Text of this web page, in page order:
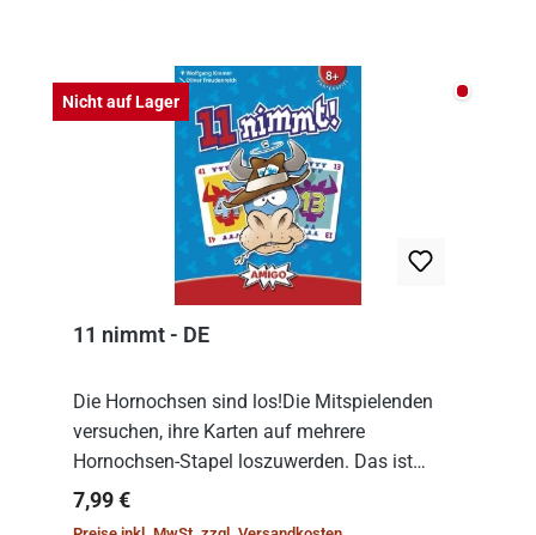
Nicht auf Lager Nicht
11 nimmt - DE
Die Hornochsen sind los!Die Mitspielenden
versuchen, ihre Karten auf mehrere
Hornochsen-Stapel loszuwerden. Das ist
kniffliger als gedacht, denn die Differenz
zwischen ausgespielter Karte und der
Regulärer Preis:
7,99 €